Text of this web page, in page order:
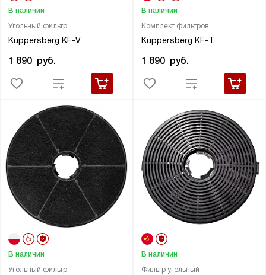
Угольный фильтр
Kuppersberg KF-V
В наличии
1 890 руб.
Комплект фильтров
Kuppersberg KF-T
В наличии
1 890 руб.
Угольный фильтр
В наличии
Фильтр угольный
В наличии